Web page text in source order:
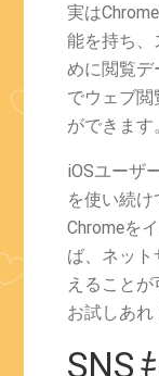
実は
能を持ち、
めに閲覧
でウェブ閲
ができます
iOSユーザ
を使い続け
Chromeを
ば、ネッ
えることが
お試しあれ
SNS